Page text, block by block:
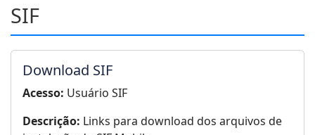
SIF
Download SIF
Acesso: Usuário SIF
Descrição: Links para download dos arquivos de